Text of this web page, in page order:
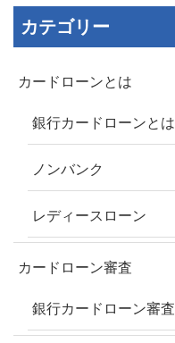
カテゴリー
カードローンとは
銀行カードローンとは
ノンバンク
レディースローン
カードローン審査
銀行カードローン審査